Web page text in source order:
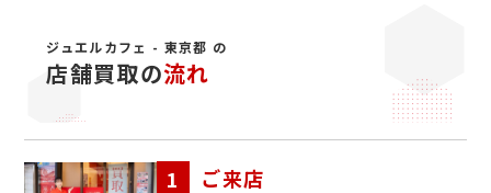
ジュエルカフェ - 東京都 の
店舗買取の流れ
ご来店